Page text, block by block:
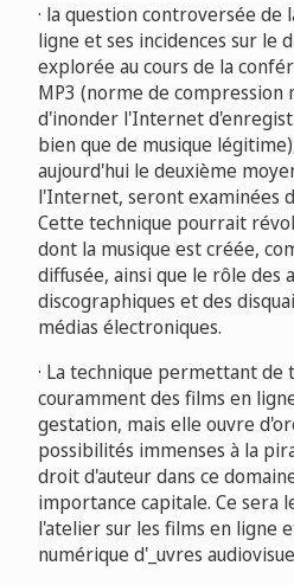
· la question controversée de
ligne et ses incidences sur le
explorée au cours de la
MP3 (norme de compression
d'inonder l'Internet
bien que de musique
aujourd'hui le deuxième
l'Internet, seront examinées
Cette technique pourrait
dont la musique est créée,
diffusée, ainsi que le rôle des
discographiques et des
médias électroniques.
· La technique permettant
couramment des films en
gestation, mais elle ouvre
possibilités immenses à la
droit d'auteur dans ce
importance capitale. Ce sera
l'atelier sur les films en ligne
numérique d'_uvres